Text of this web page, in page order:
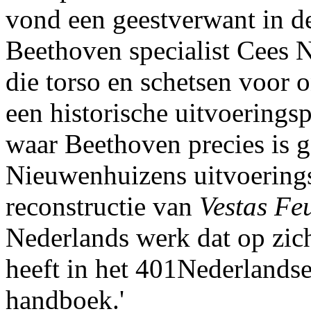
vond een geestverwant in
Beethoven specialist Cees
die torso en schetsen voor
een historische
waar Beethoven precies is
Nieuwenhuizens
reconstructie van Vestas
Nederlands werk dat op
heeft in het
handboek.'